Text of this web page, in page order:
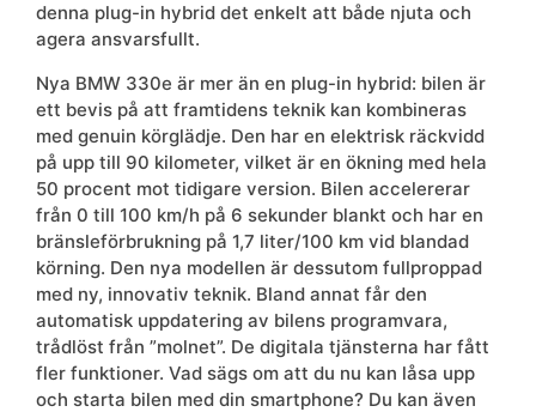
denna plug-in hybrid det enkelt att både njuta och
agera ansvarsfullt.
Nya BMW 330e är mer än en plug-in hybrid: bilen är
ett bevis på att framtidens teknik kan kombineras
med genuin körglädje. Den har en elektrisk räckvidd
på upp till 90 kilometer, vilket är en ökning med hela
50 procent mot tidigare version. Bilen accelererar
från 0 till 100 km/h på 6 sekunder blankt och har en
bränsleförbrukning på 1,7 liter/100 km vid blandad
körning. Den nya modellen är dessutom fullproppad
med ny, innovativ teknik. Bland annat får den
automatisk uppdatering av bilens programvara,
trådlöst från ”molnet”. De digitala tjänsterna har fått
fler funktioner. Vad sägs om att du nu kan låsa upp
och starta bilen med din smartphone? Du kan även